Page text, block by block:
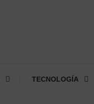
TECNOLOGÍA